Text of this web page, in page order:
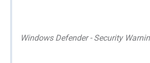
Windows Defender - Security